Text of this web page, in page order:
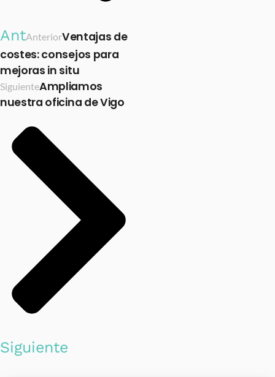
AntAnteriorVentajas de
costes: consejos para
mejoras in situ
SiguienteAmpliamos
nuestra oficina de Vigo
Siguiente